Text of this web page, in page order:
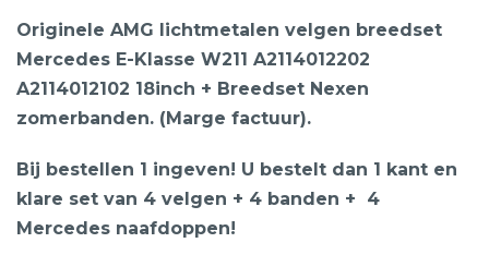
Originele AMG lichtmetalen velgen breedset
Mercedes E-Klasse W211 A2114012202
A2114012102 18inch + Breedset Nexen
zomerbanden. (Marge factuur).
Bij bestellen 1 ingeven! U bestelt dan 1 kant en
klare set van 4 velgen + 4 banden + 4
Mercedes naafdoppen!